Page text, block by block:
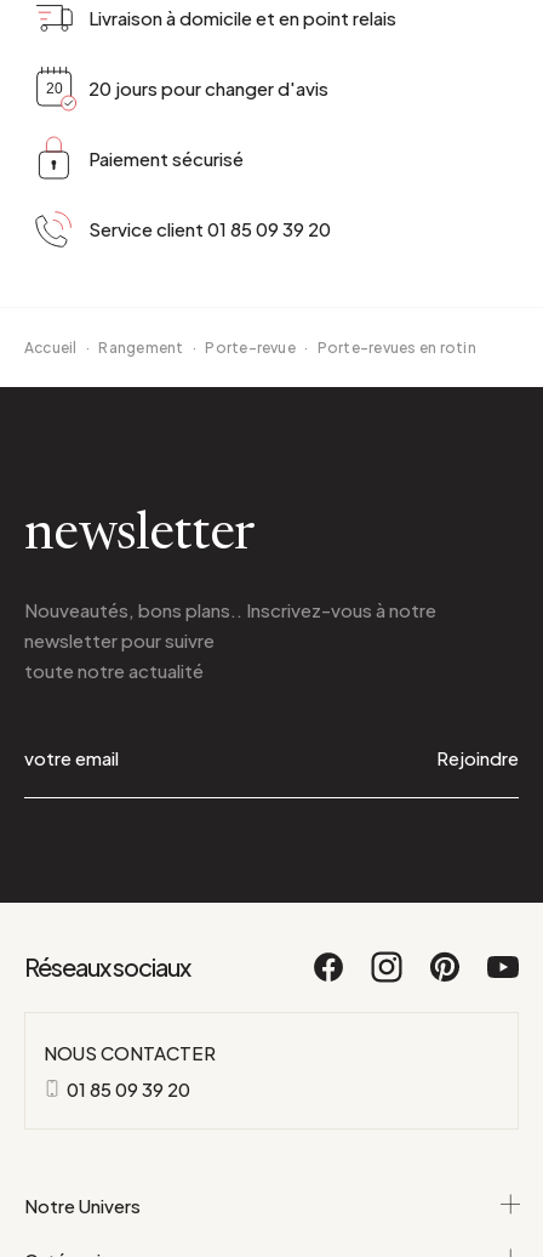
Livraison à domicile et en point relais
20 jours pour changer d'avis
Paiement sécurisé
Service client 01 85 09 39 20
Accueil · Rangement · Porte-revue · Porte-revues en rotin
newsletter
Nouveautés, bons plans.. Inscrivez-vous à notre
newsletterpour suivre
toute notre actualité
Rejoindre
Réseaux sociaux
NOUS CONTACTER
01 85 09 39 20
Notre Univers